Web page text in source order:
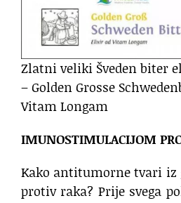
Zlatni veliki Šveden biter
– Golden Grosse
Vitam Longam
IMUNOSTIMULACIJOM
Kako antitumorne tvari iz
protiv raka? Prije svega